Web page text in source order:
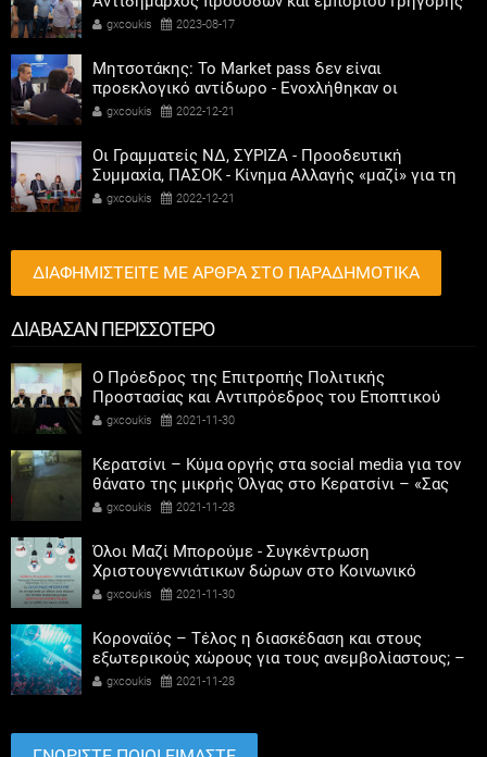
Καψοκόλης
gxcoukis 2023-08-17
Μητσοτάκης: Το Market pass δεν είναι
προεκλογικό αντίδωρο - Ενοχλήθηκαν οι
αριστεροί του χαβιαριού
gxcoukis 2022-12-21
Οι Γραμματείς ΝΔ, ΣΥΡΙΖΑ - Προοδευτική
Συμμαχία, ΠΑΣΟΚ - Κίνημα Αλλαγής «μαζί» για τη
συμμετοχή των γυναικών στην πολιτική
gxcoukis 2022-12-21
ΔΙΑΦΗΜΙΣΤΕΙΤΕ ΜΕ ΑΡΘΡΑ ΣΤΟ ΠΑΡΑΔΗΜΟΤΙΚΑ
ΔΙΑΒΑΣΑΝ ΠΕΡΙΣΣΟΤΕΡΟ
Ο Πρόεδρος της Επιτροπής Πολιτικής
Προστασίας και Αντιπρόεδρος του Εποπτικού
Συμβουλίου της ΚΕΔΕ, Πρόεδρος του ΣΠΑΠ και
συμμετείχε με εισήγηση στην υβριδική εκδήλωση
που διοργάνωσε η Περιφέρεια Αττικής με τις
Εθελοντικές Οργανώσεις Πολιτικής Προστασίας
της Αττικής.
gxcoukis 2021-11-30
Κερατσίνι – Κύμα οργής στα social media για τον
θάνατο της μικρής Όλγας στο Κερατσίνι – «Σας
σιχάθηκε η ψυχή μου»
gxcoukis 2021-11-28
Όλοι Μαζί Μπορούμε - Συγκέντρωση
Χριστουγεννιάτικων δώρων στο Κοινωνικό
Παντοπωλείο του Δήμου Μαρκοπούλου
gxcoukis 2021-11-30
Κοροναϊός – Τέλος η διασκέδαση και στους
εξωτερικούς χώρους για τους ανεμβολίαστους; –
Ποια νέα μέτρα φέρνει η μετάλλαξη Όμικρον
gxcoukis 2021-11-28